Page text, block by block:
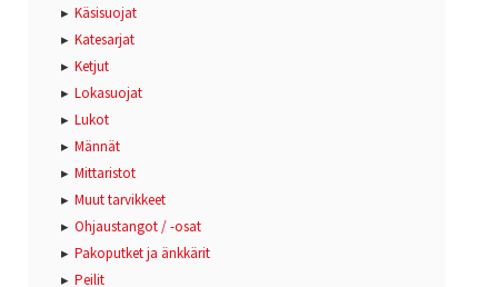
Käsisuojat
Katesarjat
Ketjut
Lokasuojat
Lukot
Männät
Mittaristot
Muut tarvikkeet
Ohjaustangot / -osat
Pakoputket ja änkkärit
Peilit